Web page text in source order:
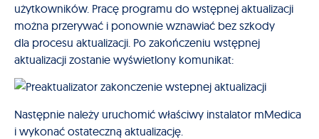
użytkowników. Pracę programu do wstępnej aktualizacji
można przerywać i ponownie wznawiać bez szkody
dla procesu aktualizacji. Po zakończeniu wstępnej
aktualizacji zostanie wyświetlony komunikat:
Następnie należy uruchomić właściwy instalator mMedica
i wykonać ostateczną aktualizację.